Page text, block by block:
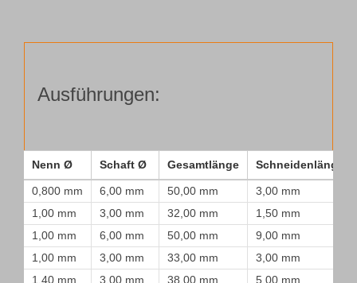
Ausführungen:
Nenn Ø Schaft Ø Gesamtlänge Schneidenlänge
0,800 mm 6,00 mm 50,00 mm
3,00 mm
1,00 mm
3,00 mm 32,00 mm
1,50 mm
1,00 mm
6,00 mm 50,00 mm
9,00 mm
1,00 mm
3,00 mm 33,00 mm
3,00 mm
1,40 mm
3,00 mm 38,00 mm
5,00 mm